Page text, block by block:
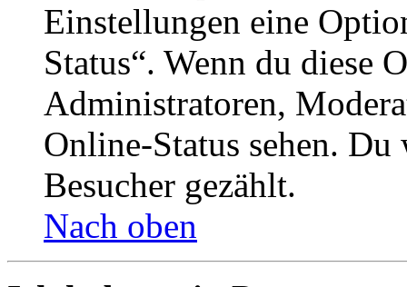
Einstellungen eine
Status“. Wenn du diese
Administratoren,
Online-Status sehen.
Besucher gezählt.
Nach oben